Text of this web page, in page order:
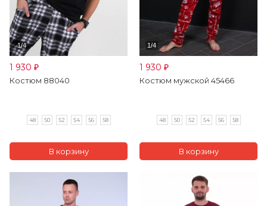
1 930 ₽
Костюм 88040
48 50 52 54 56 58
1 930 ₽
Костюм мужской 45466
48 50 52 54 56 58